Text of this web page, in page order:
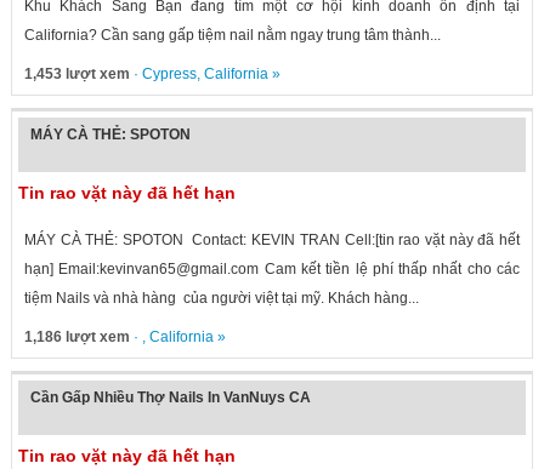
Khu Khách Sang Bạn đang tìm một cơ hội kinh doanh ổn định tại
California? Cần sang gấp tiệm nail nằm ngay trung tâm thành...
1,453 lượt xem · Cypress, California»
MÁY CÀ THẺ: SPOTON
Tin rao vặt này đã hết hạn
MÁY CÀ THẺ: SPOTON Contact: KEVIN TRAN Cell:[tin rao vặt này đã hết
hạn] Email:kevinvan65@gmail.com Cam kết tiền lệ phí thấp nhất cho các
tiệm Nails và nhà hàng của người việt tại mỹ. Khách hàng...
1,186 lượt xem · , California»
Cần Gấp Nhiều Thợ Nails In VanNuys CA
Tin rao vặt này đã hết hạn